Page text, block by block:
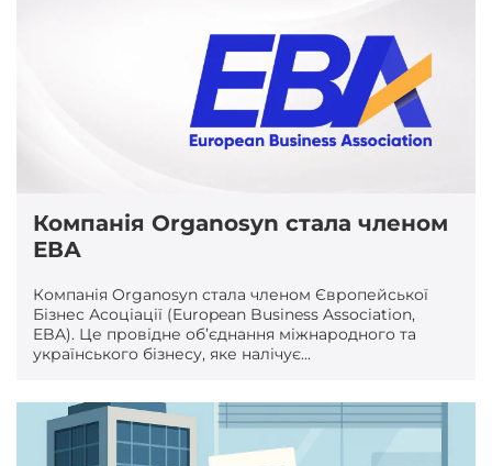
Компанія Organosyn стала членом
ЕВА
Компанія Organosyn стала членом Європейської
Бізнес Асоціації (European Business Association,
EBA). Це провідне об’єднання міжнародного та
українського бізнесу, яке налічує...